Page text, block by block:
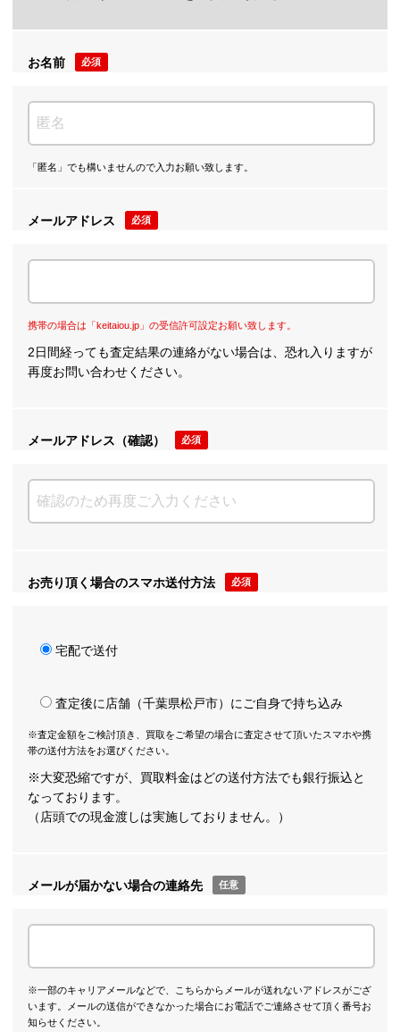
お名前 必須
「匿名」でも構いませんので入力お願い致します。
メールアドレス 必須
携帯の場合は「keitaiou.jp」の受信許可設定お願い致します。
2日間経っても査定結果の連絡がない場合は、恐れ入りますが
再度お問い合わせください。
メールアドレス（確認） 必須
お売り頂く場合のスマホ送付方法 必須
宅配で送付
査定後に店舗（千葉県松戸市）にご自身で持ち込み
※査定金額をご検討頂き、買取をご希望の場合に査定させて頂いたスマホや携
帯の送付方法をお選びください。
※大変恐縮ですが、買取料金はどの送付方法でも銀行振込と
なっております。
（店頭での現金渡しは実施しておりません。）
メールが届かない場合の連絡先 任意
※一部のキャリアメールなどで、こちらからメールが送れないアドレスがござ
います。メールの送信ができなかった場合にお電話でご連絡させて頂く番号お
知らせください。